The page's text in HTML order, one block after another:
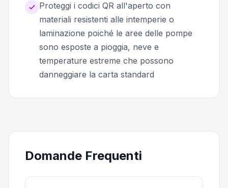
Proteggi i codici QR all'aperto con
materiali resistenti alle intemperie o
laminazione poiché le aree delle pompe
sono esposte a pioggia, neve e
temperature estreme che possono
danneggiare la carta standard
Domande Frequenti